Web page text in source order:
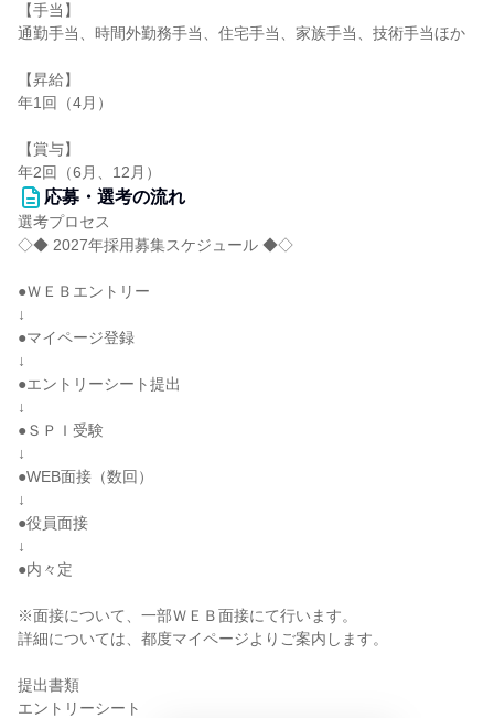
【手当】
通勤手当、時間外勤務手当、住宅手当、家族手当、技術手当ほか
【昇給】
年1回（4月）
【賞与】
年2回（6月、12月）
応募・選考の流れ
選考プロセス
◇◆ 2027年採用募集スケジュール ◆◇
●ＷＥＢエントリー
↓
●マイページ登録
↓
●エントリーシート提出
↓
●ＳＰＩ受験
↓
●WEB面接（数回）
↓
●役員面接
↓
●内々定
※面接について、一部ＷＥＢ面接にて行います。
詳細については、都度マイページよりご案内します。
提出書類
エントリーシート